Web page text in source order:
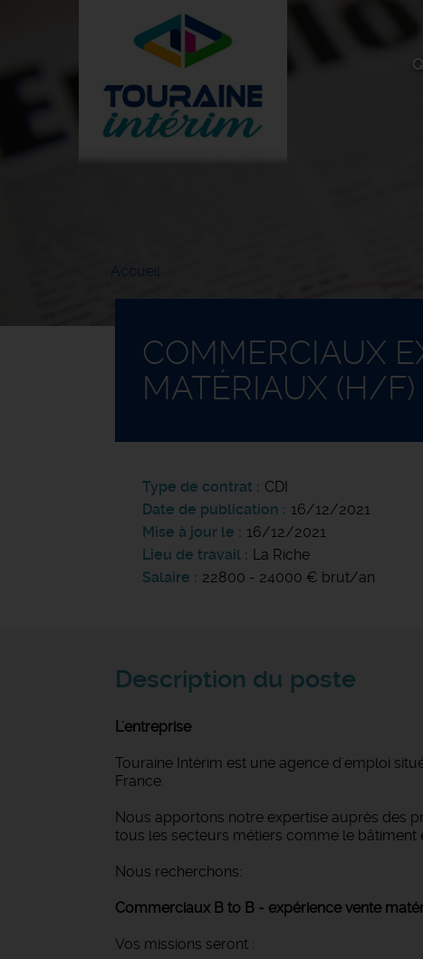
Accueil
COMMERCIAUX
MATÉRIAUX (H/F)
Type de contrat
CDI
Date de publication
16/12/2021
Mise à jour le
16/12/2021
Lieu de travail
La Riche
Salaire
22800 - 24000 € brut/an
Description du poste
L'entreprise
Touraine Intérim est une agence d'emploi
France.
Nous apportons notre expertise auprès des
tous les secteurs métiers comme le bâtiment
Nous recherchons:
Commerciaux B to B - expérience vente
Vos missions seront :